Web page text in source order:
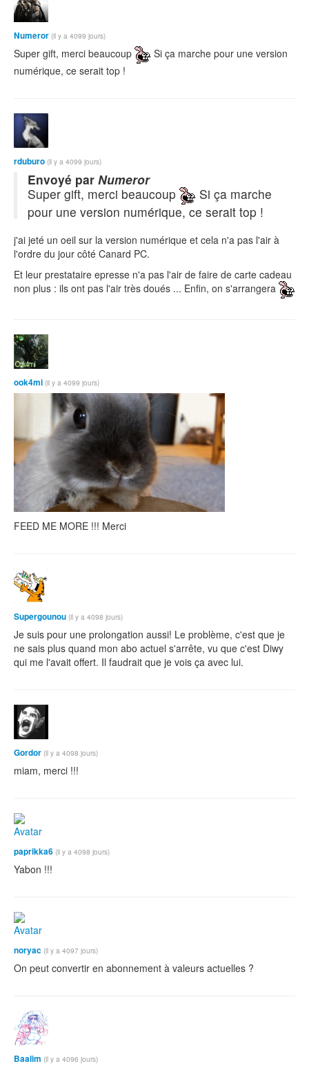
Numeror (il y a 4099 jours)
Super gift, merci beaucoup
Si ça marche pour une version
numérique, ce serait top !
rduburo (il y a 4099 jours)
Envoyé par Numeror
Super gift, merci beaucoup
Si ça marche
pour une version numérique, ce serait top !
j'ai jeté un oeil sur la version numérique et cela n'a pas l'air à
l'ordre du jour côté Canard PC.
Et leur prestataire epresse n'a pas l'air de faire de carte cadeau
non plus : ils ont pas l'air très doués ... Enfin, on s'arrangera
ook4mi (il y a 4099 jours)
FEED ME MORE !!! Merci
Supergounou (il y a 4098 jours)
Je suis pour une prolongation aussi! Le problème, c'est que je
ne sais plus quand mon abo actuel s'arrête, vu que c'est Diwy
qui me l'avait offert. Il faudrait que je vois ça avec lui.
Gordor (il y a 4098 jours)
miam, merci !!!
paprikka6 (il y a 4098 jours)
Yabon !!!
noryac (il y a 4097 jours)
On peut convertir en abonnement à valeurs actuelles ?
Baalim (il y a 4096 jours)